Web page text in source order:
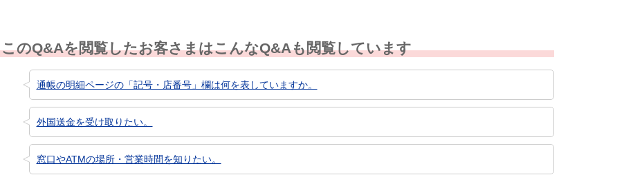
このQ&Aを閲覧したお客さまはこんなQ&Aも閲覧しています
通帳の明細ページの「記号・店番号」欄は何を表していますか。
外国送金を受け取りたい。
窓口やATMの場所・営業時間を知りたい。